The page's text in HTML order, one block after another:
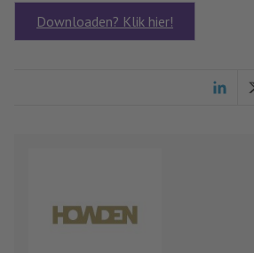
Downloaden? Klik hier!